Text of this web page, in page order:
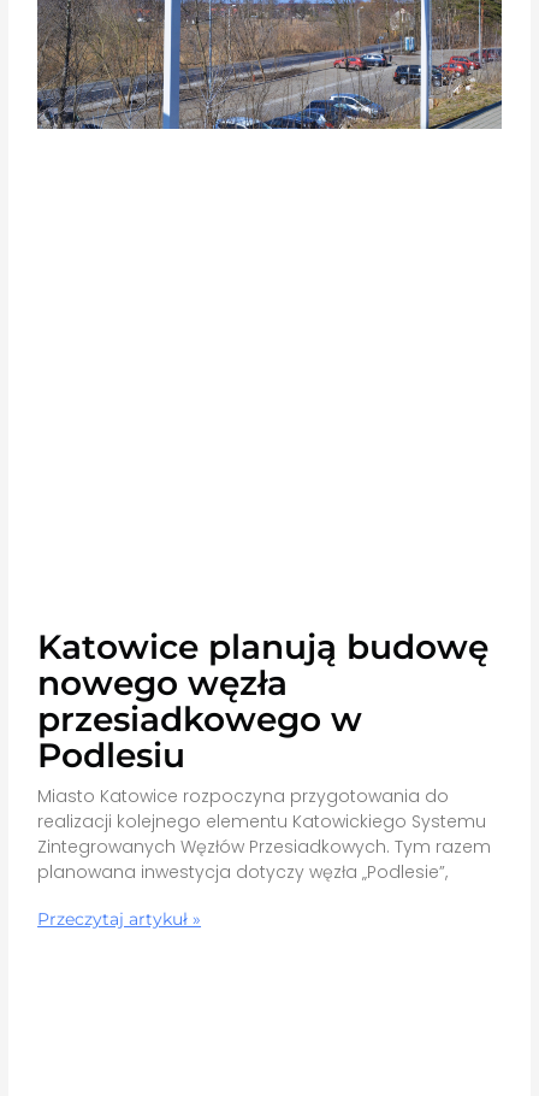
Katowice planują budowę
nowego węzła
przesiadkowego w
Podlesiu
Miasto Katowice rozpoczyna przygotowania do
realizacji kolejnego elementu Katowickiego Systemu
Zintegrowanych Węzłów Przesiadkowych. Tym razem
planowana inwestycja dotyczy węzła „Podlesie”,
Przeczytaj artykuł »